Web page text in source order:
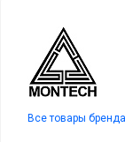
Все товары